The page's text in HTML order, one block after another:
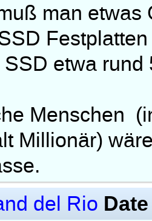
man
etwa rund
Menschen
Millionär)
del Rio Date